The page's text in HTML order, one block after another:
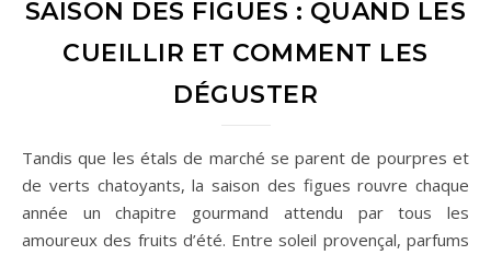
SAISON DES FIGUES : QUAND LES
CUEILLIR ET COMMENT LES
DÉGUSTER
Tandis que les étals de marché se parent de pourpres et
de verts chatoyants, la saison des figues rouvre chaque
année un chapitre gourmand attendu par tous les
amoureux des fruits d’été. Entre soleil provençal, parfums